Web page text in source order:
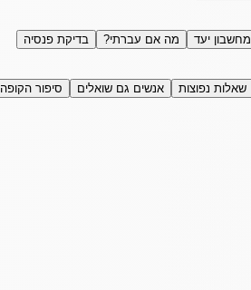
מחשבון יעד מה אם עברתי? בדיקת פנסיה
שאלות נפוצות אנשים גם שואלים סיפור הקופה